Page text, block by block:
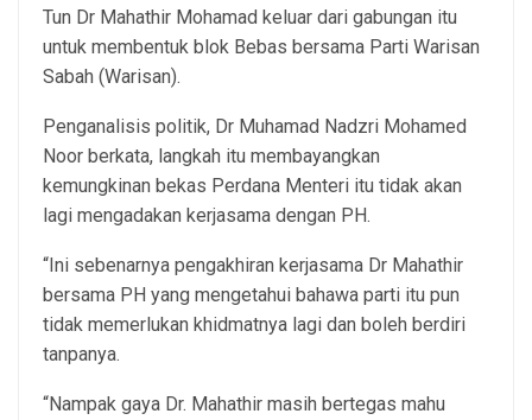
Tun Dr Mahathir Mohamad keluar dari gabungan itu
untuk membentuk blok Bebas bersama Parti Warisan
Sabah (Warisan).
Penganalisis politik, Dr Muhamad Nadzri Mohamed
Noor berkata, langkah itu membayangkan
kemungkinan bekas Perdana Menteri itu tidak akan
lagi mengadakan kerjasama dengan PH.
“Ini sebenarnya pengakhiran kerjasama Dr Mahathir
bersama PH yang mengetahui bahawa parti itu pun
tidak memerlukan khidmatnya lagi dan boleh berdiri
tanpanya.
“Nampak gaya Dr. Mahathir masih bertegas mahu